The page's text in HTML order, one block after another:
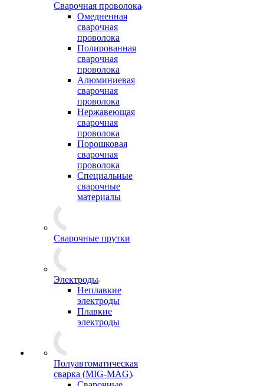
Сварочная проволока
Омедненная
сварочная
проволока
Полированная
сварочная
проволока
Алюминиевая
сварочная
проволока
Нержавеющая
сварочная
проволока
Порошковая
сварочная
проволока
Специальные
сварочные
материалы
Сварочные прутки
Электроды
Неплавкие
электроды
Плавкие
электроды
Полуавтоматическая
сварка (MIG-MAG)